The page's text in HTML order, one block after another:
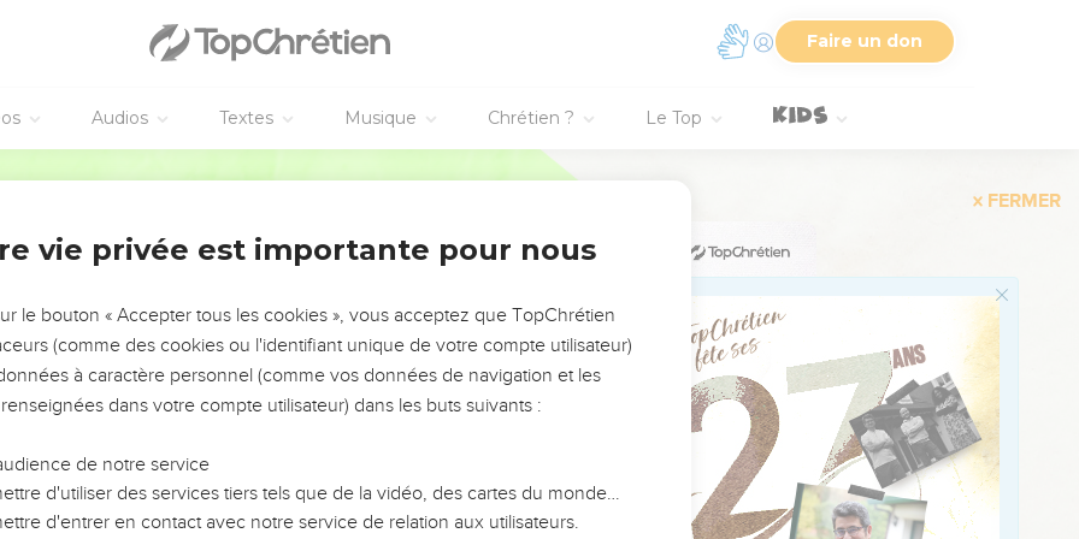
Faire un don
Audios Textes Musique Chrétien ? Le Top
prédication de Jonas. Or, il y a ici plus que Jonas.
est sorti d'un homme, il va dans des endroits arides pour chercher du repos, et il
dans ma maison, d'où je suis sorti.’A son arrivée, il la trouve vide, balayée et bien
avec lui sept autres esprits plus mauvais que lui ; ils entrent dans la maison, s'y
de cet homme est pire que la première. Il en ira de même pour cette
de Jésus
à la foule, sa mère et ses frères, qui étaient dehors, cherchaient à lui parler.
mère et tes frères sont dehors et cherchent à te parler. » ]
vie privée est importante pour nous
le bouton « Accepter tous les cookies », vous acceptez que TopChrétien
(comme des cookies ou l'identifiant unique de votre compte utilisateur)
à caractère personnel (comme vos données de navigation et les
dans votre compte utilisateur) dans les buts suivants :
de notre service
d'utiliser des services tiers tels que de la vidéo, des cartes du monde…
d'entrer en contact avec notre service de relation aux utilisateurs.